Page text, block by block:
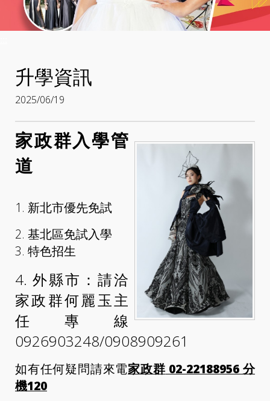
升學資訊
2025/06/19
家政群入學管
道
1. 新北市優先免試
2. 基北區免試入學
3. 特色招生
4. 外縣市：請洽
家政群何麗玉主
任專線
0926903248/0908909261
如有任何疑問請來電家政群 02-22188956分
機120